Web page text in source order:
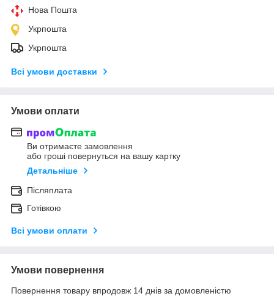
Нова Пошта
Укрпошта
Укрпошта
Всі умови доставки
Умови оплати
Ви отримаєте замовлення
або гроші повернуться на вашу картку
Детальніше
Післяплата
Готівкою
Всі умови оплати
Умови повернення
Повернення товару впродовж 14 днів за домовленістю